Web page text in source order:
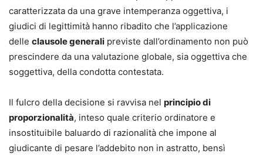
caratterizzata da una grave intemperanza oggettiva, i
giudici di legittimità hanno ribadito che l’applicazione
delle clausole generali previste dall’ordinamento non può
prescindere da una valutazione globale, sia oggettiva che
soggettiva, della condotta contestata.
Il fulcro della decisione si ravvisa nel principio di
proporzionalità, inteso quale criterio ordinatore e
insostituibile baluardo di razionalità che impone al
giudicante di pesare l’addebito non in astratto, bensì